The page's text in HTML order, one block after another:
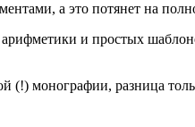
а это потянет на
и простых
монографии, разница